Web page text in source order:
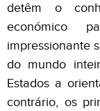
detêm o
económico
impressionante
do mundo
Estados a
contrário, os